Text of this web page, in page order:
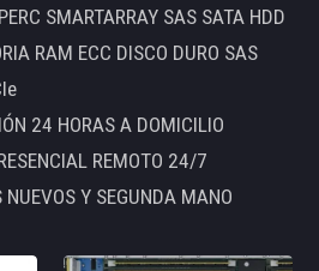
SMARTARRAY SAS SATA HDD
RAM ECC DISCO DURO SAS
24 HORAS A DOMICILIO
REMOTO 24/7
NUEVOS Y SEGUNDA MANO